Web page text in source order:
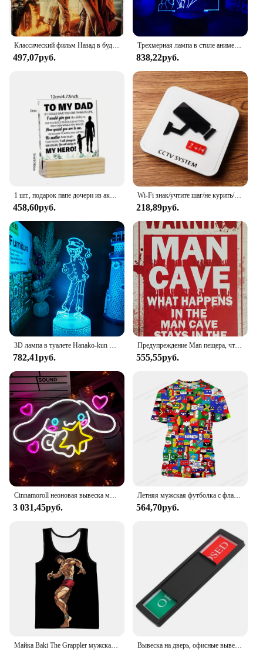
Классический фильм Назад в будущее Оловянная живопись металлическая вывеска старомодные Плакаты для дома гостиной театра Искусство декора
497,07руб.
Трехмерная лампа в стиле аниме «бродячие собаки», ночная лампа, фигурка для спальни, украшение, ночник, подарок на день рождения, декор для комнаты
838,22руб.
1 шт., подарок папе дочери из акрилового кристалла с деревянной рамкой, табличка с логотипом, спасибо за подарок
458,60руб.
Wi-Fi знак/учтите шаг/не курить/мониторинг предупреждения/система видеонаблюдения знак Акриловая вывеска
218,89руб.
3D лампа в туалете Hanako-kun Yugi Amane, аниме Yashiro Nene светодиодный, ночник, Декор, ночник для манги, подарки
782,41руб.
Предупреждение Man пещера, что происходит в пещере, винтажный жестяной барный знак, забавные домашние манкинские знаки для баров, кафе, пабов, гаража
555,55руб.
3 031,45руб.
Летняя мужская футболка с флагом мира, футболки с 3d принтом для мужчин и женщин, модная футболка с коротким рукавом, детские топы, футболки для мальчиков, футболка с флагом
564,70руб.
Вывеска на дверь, офисные вывески Privacydo Disturb, открытая, закрытая, не вывеска, встреча, домашний туалет, красная выдвижная доска, туалет